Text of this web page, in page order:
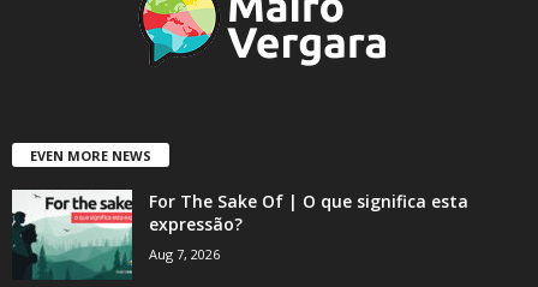
EVEN MORE NEWS
For The Sake Of | O que significa esta
expressão?
Aug 7, 2026